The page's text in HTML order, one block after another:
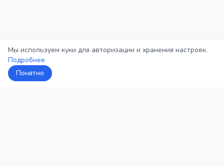
Мы используем куки для авторизации и хранения настроек.
Подробнее
Понятно